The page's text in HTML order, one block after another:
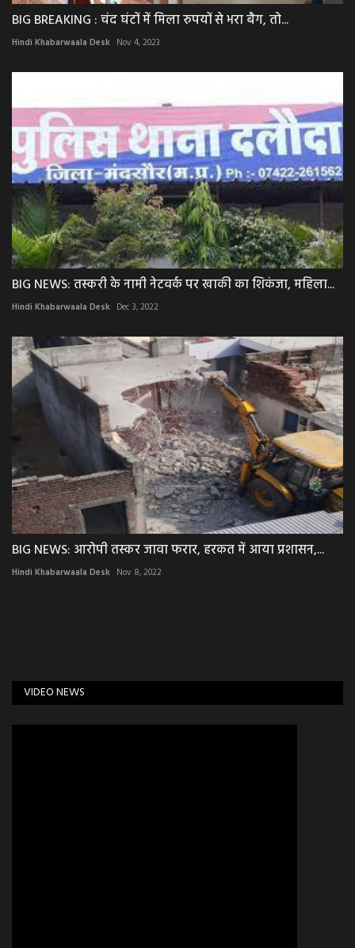
BIG BREAKING : चंद घंटों में मिला रुपयों से भरा बैग, तो...
Hindi Khabarwaala Desk Nov 4, 2023
BIG NEWS: तस्करी के नामी नेटवर्क पर खाकी का शिकंजा, महिला...
Hindi Khabarwaala Desk Dec 3, 2022
BIG NEWS: आरोपी तस्कर जावा फरार, हरकत में आया प्रशासन,...
Hindi Khabarwaala Desk Nov 8, 2022
VIDEO NEWS